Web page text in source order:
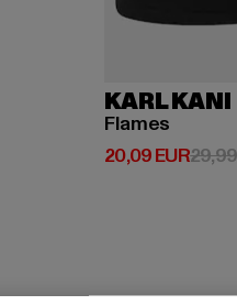
KARL KANI
Flames
20,09 EUR
Derzeitiger